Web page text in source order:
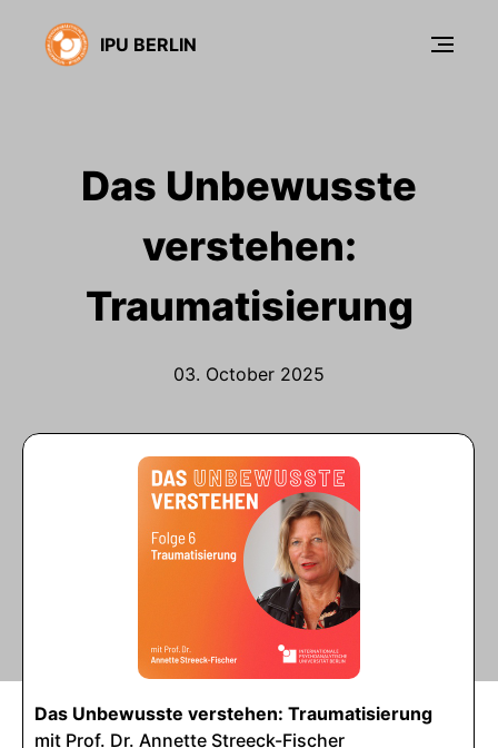
IPU BERLIN
Das Unbewusste
verstehen:
Traumatisierung
03. October 2025